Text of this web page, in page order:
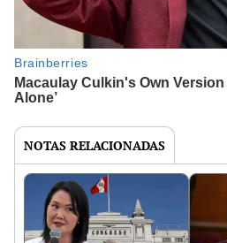
NOTAS RELACIONADAS